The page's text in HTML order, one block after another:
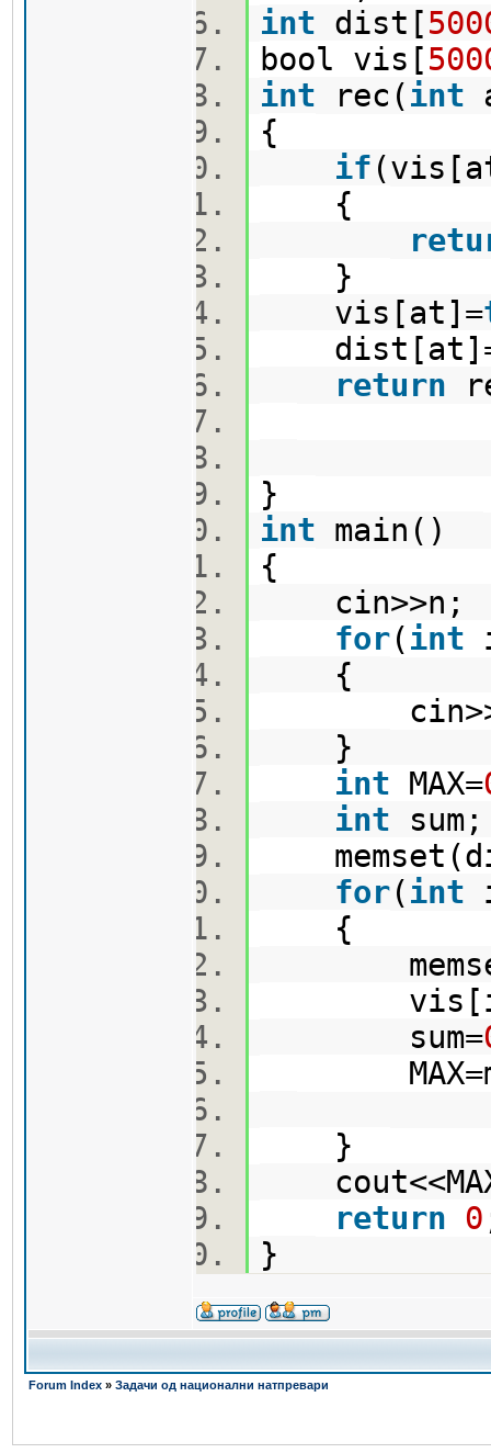
int dist[
bool vis[
int rec(int
{
if
{
}
vis[at]=
return
}
int main()
{
for(int
{
}
int MAX=
int
for(int
{
sum=
}
return 0
}
Forum Index » Задачи од национални натпревари